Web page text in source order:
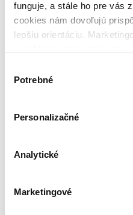
funguje, a stále ho pre vás
cookies nám dovoľujú
lepšiu orientáciu.
keby sme mohli používať
súhlasu
Potrebné
Personalizačné
Analytické
Marketingové